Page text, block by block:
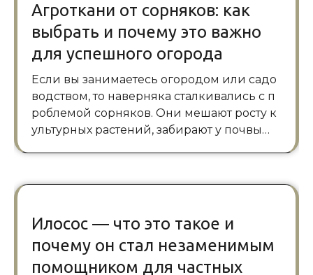
Агроткани от сорняков: как
выбрать и почему это важно
для успешного огорода
Если вы занимаетесь огородом или садо
водством, то наверняка сталкивались с п
роблемой сорняков. Они мешают росту к
ультурных растений, забирают у почвы…
Илосос — что это такое и
почему он стал незаменимым
помощником для частных